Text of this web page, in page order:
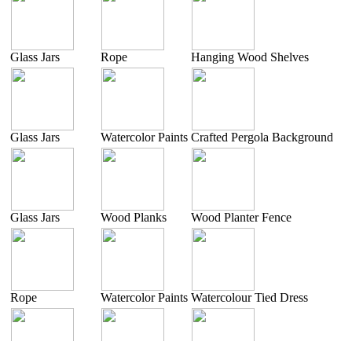
Glass Jars Rope Hanging Wood Shelves
Glass Jars Watercolor Paints Crafted Pergola Background
Glass Jars Wood Planks Wood Planter Fence
Rope Watercolor Paints Watercolour Tied Dress